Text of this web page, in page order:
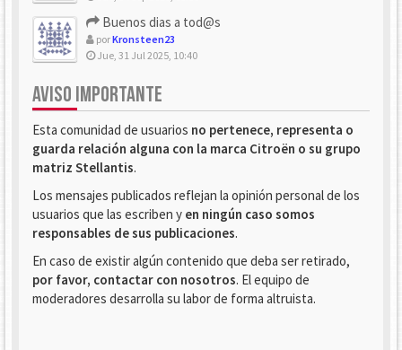
Buenos dias a tod@s
porKronsteen23
Jue, 31 Jul 2025, 10:40
AVISO IMPORTANTE
Esta comunidad de usuarios no pertenece, representa o
guarda relación alguna con la marca Citroën o su grupo
matriz Stellantis.
Los mensajes publicados reflejan la opinión personal de los
usuarios que las escriben y en ningún caso somos
responsables de sus publicaciones.
En caso de existir algún contenido que deba ser retirado,
por favor, contactar con nosotros. El equipo de
moderadores desarrolla su labor de forma altruista.